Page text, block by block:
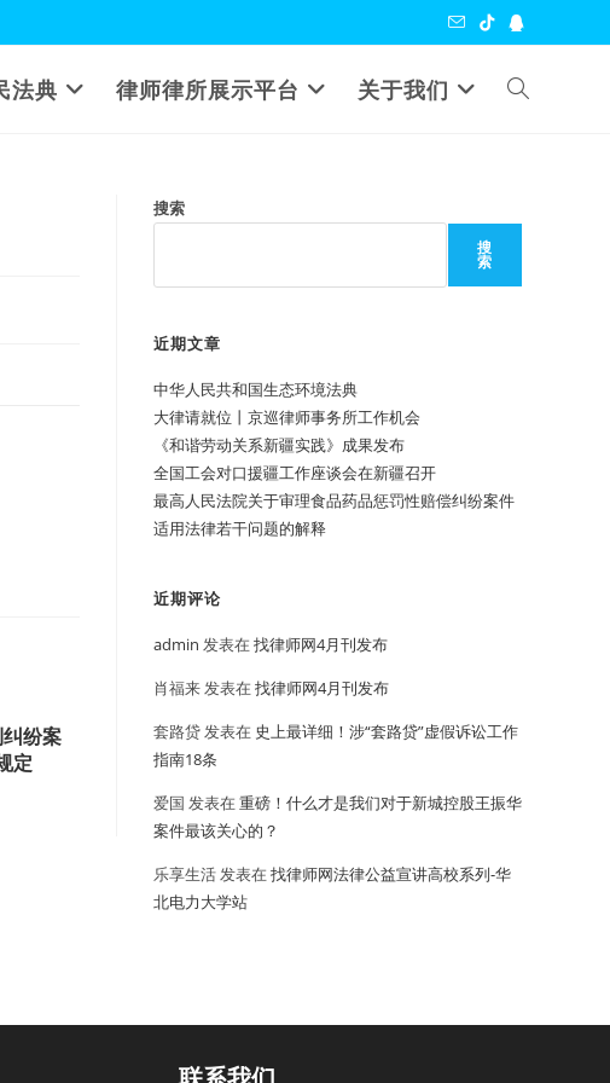
法典 律师律所展示平台 关于我们 Toggle
纷案
定
搜索
搜
索
近期文章
中华人民共和国生态环境法典
大律请就位丨京巡律师事务所工作机会
《和谐劳动关系新疆实践》成果发布
全国工会对口援疆工作座谈会在新疆召开
最高人民法院关于审理食品药品惩罚性赔偿纠纷案件
适用法律若干问题的解释
近期评论
admin 发表在找律师网4月刊发布
肖福来发表在找律师网4月刊发布
套路贷发表在 史上最详细！涉“套路贷”虚假诉讼工作
指南18条
爱国 发表在重磅！什么才是我们对于新城控股王振华
案件最该关心的？
乐享生活发表在找律师网法律公益宣讲高校系列-华
北电力大学站